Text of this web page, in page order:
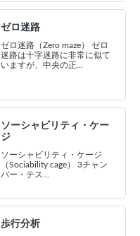
ゼロ迷路
ゼロ迷路（Zero maze） ゼロ
迷路は十字迷路に非常に似て
いますが、中央の正...
ソーシャビリティ・ケー
ジ
ソーシャビリティ・ケージ
（Sociability cage） 3チャン
バー・テス...
歩行分析